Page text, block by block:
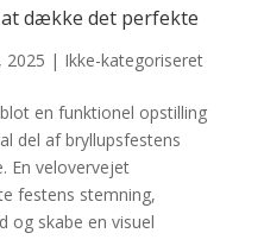
dække det perfekte
2025 | Ikke-kategoriseret
en funktionel opstilling
del af bryllupsfestens
En velovervejet
festens stemning,
og skabe en visuel